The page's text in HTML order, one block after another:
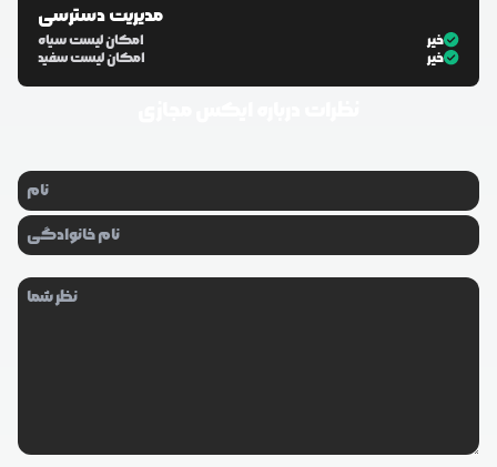
مدیریت دسترسی
امکان لیست سیاه
خیر
امکان لیست سفید
خیر